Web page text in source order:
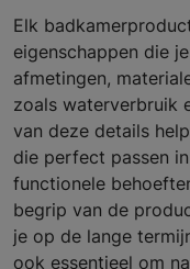
Elk
eigenschappen die
afmetingen,
zoals waterverbruik
van deze details
die perfect passen
functionele
begrip van de
je op de lange
ook essentieel om